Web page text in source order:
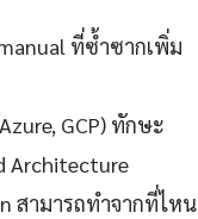
ที่ซ้ำซากเพิ่ม
GCP) ทักษะ
Architecture
สามารถทำจากที่ไหน